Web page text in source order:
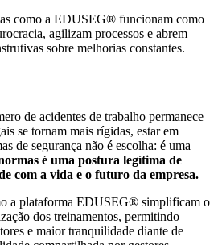
como a EDUSEG® funcionam como
agilizam processos e abrem
sobre melhorias constantes.
de acidentes de trabalho permanece
se tornam mais rígidas, estar em
de segurança não é escolha: é uma
é uma postura legítima de
com a vida e o futuro da empresa.
a plataforma EDUSEG® simplificam o
dos treinamentos, permitindo
e maior tranquilidade diante de